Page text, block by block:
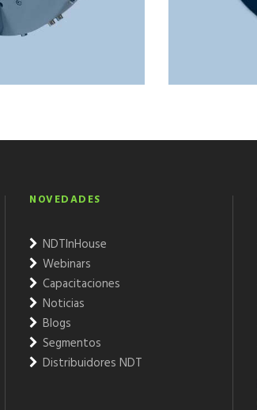
NOVEDADES
NDTInHouse
Webinars
Capacitaciones
Noticias
Blogs
Segmentos
Distribuidores NDT